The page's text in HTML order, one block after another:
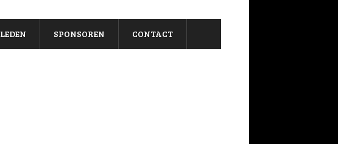
LEDEN SPONSOREN CONTACT